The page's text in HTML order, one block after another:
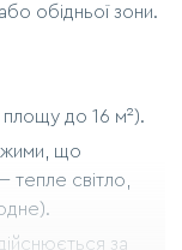
обідньої зони.
до 16 м²).
що
світло,
за